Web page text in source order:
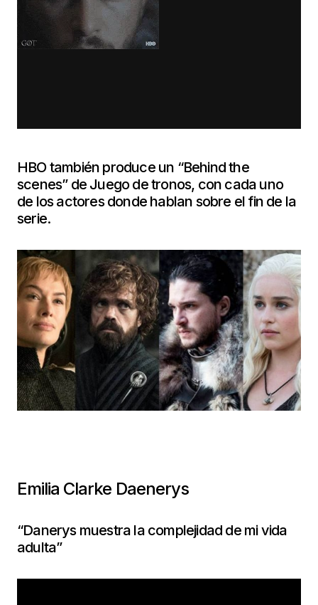
HBO también produce un “Behind the
scenes” de Juego de tronos, con cada uno
de los actores donde hablan sobre el fin de la
serie.
Emilia Clarke Daenerys
“Danerys muestra la complejidad de mi vida
adulta”